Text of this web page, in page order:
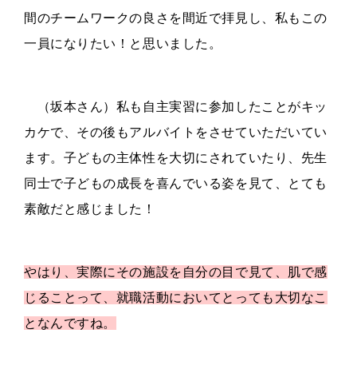
間のチームワークの良さを間近で拝見し、私もこの
一員になりたい！と思いました。
（坂本さん）私も自主実習に参加したことがキッ
カケで、その後もアルバイトをさせていただいてい
ます。子どもの主体性を大切にされていたり、 先生
同士で子どもの成長を喜んでいる姿を見て、とても
素敵だと感じました！
やはり、実際にその施設を自分の目で見て、肌で感
じることって、就職活動においてとっても大切なこ
となんですね。